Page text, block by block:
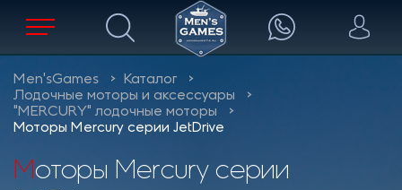
Men'sGames
Каталог
Лодочные моторы и аксессуары
"MERCURY" лодочные моторы
Моторы Mercury серии JetDrive
Моторы Mercury серии